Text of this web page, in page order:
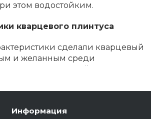
этом водостойким.
кварцевого плинтуса
сделали кварцевый
и желанным среди
строителей и тех, кто
Информация